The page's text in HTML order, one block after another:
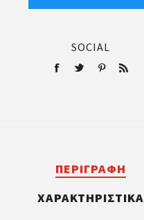
SOCIAL
ΠΕΡΙΓΡΑΦΉ
ΧΑΡΑΚΤΗΡΙΣΤΙΚΆ